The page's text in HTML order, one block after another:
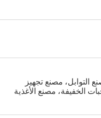
التوابل، مصنع تجهيز
الخفيفة، مصنع الأغذية